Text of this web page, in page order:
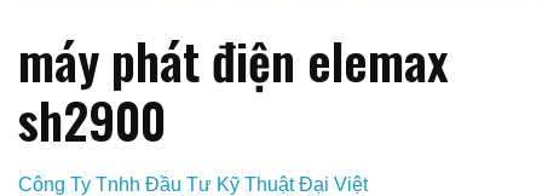
máy phát điện elemax
sh2900
Công Ty Tnhh Đầu Tư Kỹ Thuật Đại Việt